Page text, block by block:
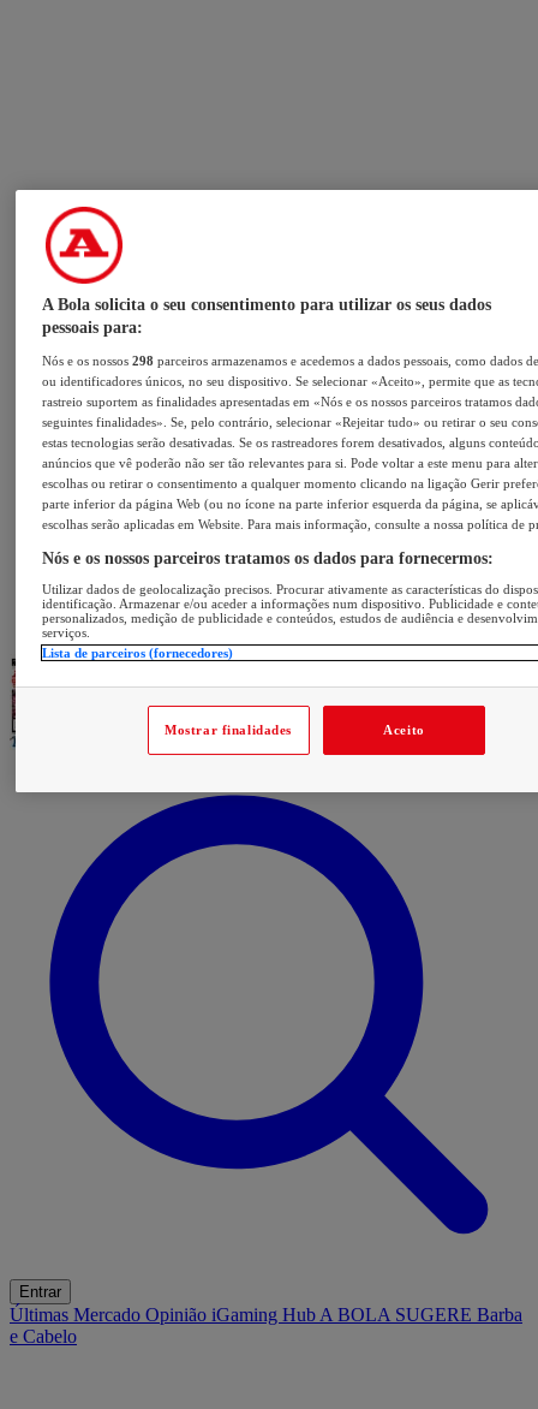
Entrar
Últimas Mercado Opinião iGaming Hub A BOLA SUGERE Barba
e Cabelo
A Bola solicita o seu consentimento para utilizar os seus dados
pessoais para:
Nós e os nossos298 parceiros armazenamos e acedemos a dados pessoais, como dados
ou identificadores únicos, no seu dispositivo. Se selecionar «Aceito», permite que as
rastreio suportem as finalidades apresentadas em «Nós e os nossos parceiros tratamos
seguintes finalidades». Se, pelo contrário, selecionar «Rejeitar tudo» ou retirar o seu
estas tecnologias serão desativadas. Se os rastreadores forem desativados, alguns
anúncios que vê poderão não ser tão relevantes para si. Pode voltar a este menu para
escolhas ou retirar o consentimento a qualquer momento clicando na ligação Gerir
parte inferior da página Web (ou no ícone na parte inferior esquerda da página, se
escolhas serão aplicadas em Website. Para mais informação, consulte a nossa política de
Nós e os nossos parceiros tratamos os dados para fornecermos:
Utilizar dados de geolocalização precisos. Procurar ativamente as características do
identificação. Armazenar e/ou aceder a informações num dispositivo. Publicidade e
personalizados, medição de publicidade e conteúdos, estudos de audiência e
serviços.
Lista de parceiros (fornecedores)
Mostrar finalidades Aceito